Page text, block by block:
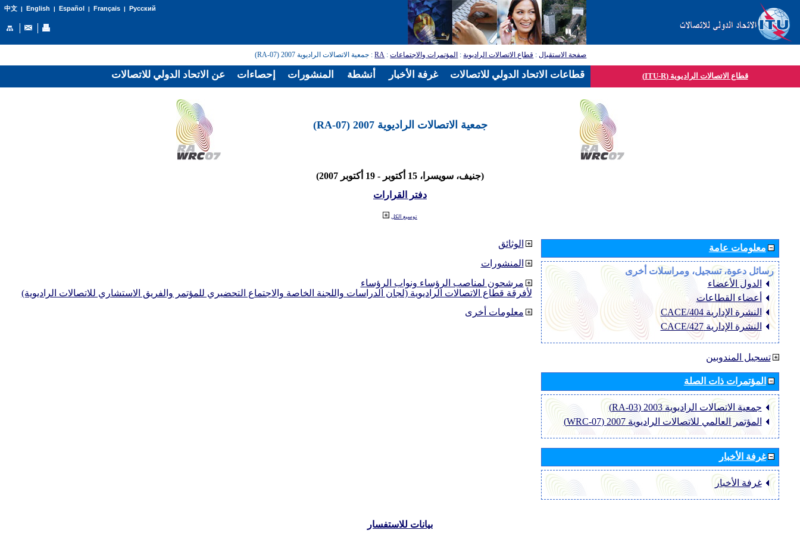
中文| English | Español | Français| Русский
صفحة الاستقبال: قطاع الاتصالات الراديوية: المؤتمرات والاجتماعات:
RA: جمعية الاتصالات الراديوية 2007 (RA-07)
قطاع الاتصالات الراديوية (ITU-R)
جمعية الاتصالات الراديوية 2007 (RA-07)
(جنيف، سويسرا، 15 أكتوبر - 19 أكتوبر 2007)
دفتر القرارات
توسيع الكل
الوثائق
المنشورات
مرشحون لمناصب الرؤساء ونواب الرؤساء
لأفرقة قطاع الاتصالات الراديوية (لجان الدراسات واللجنة الخاصة والاجتماع التحضيري للمؤتمر والفريق الاستشاري للاتصالات الراديوية)
معلومات أخرى
معلومات عامة
رسائل دعوة، تسجيل، ومراسلات أخرى
الدول الأعضاء
أعضاء القطاعات
النشرة الإدارية CACE/404
النشرة الإدارية CACE/427
تسجيل المندوبين
المؤتمرات ذات الصلة
جمعية الاتصالات الراديوية 2003 (RA-03)
المؤتمر العالمي للاتصالات الراديوية 2007 (WRC-07)
غرفة الأخبار
غرفة الأخبار
بيانات للاستفسار
عن الاتحاد الدولي للاتصالات إحصاءات المنشورات أنشطة غرفة الأخبار قطاعات الاتحاد الدولي للاتصالات